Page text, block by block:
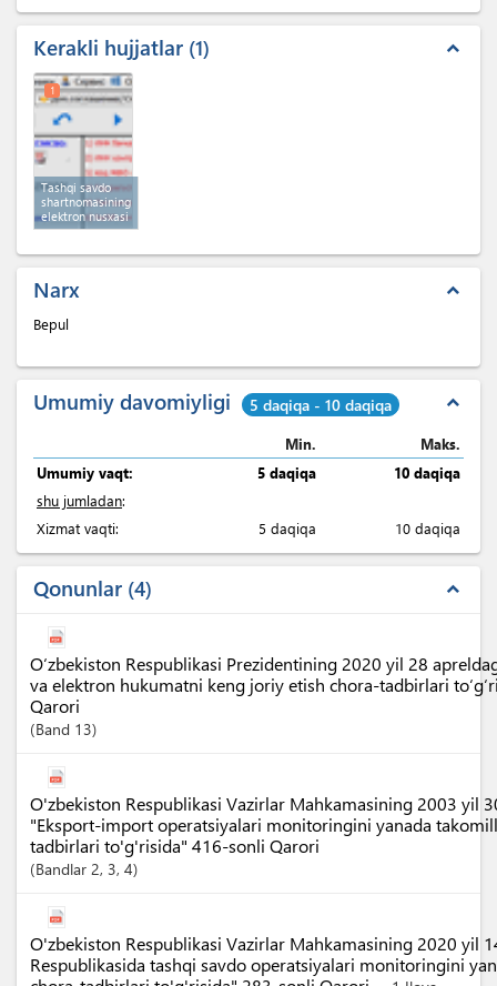
Kerakli hujjatlar 1 expand_less
Tashqi savdo
shartnomasining
elektron nusxasi
1
Narx expand_less
Bepul
Umumiy davomiyligi 5 daqiqa - 10 daqiqa expand_less
Min.
Maks.
Umumiy vaqt:
5 daqiqa
10 daqiqa
shu jumladan:
Xizmat vaqti:
5 daqiqa 10 daqiqa
Qonunlar 4 expand_less
O‘zbekiston Respublikasi Prezidentining 2020 yil 28
va elektron hukumatni keng joriy etish chora-tadbirlari
Qarori
Band 13
O'zbekiston Respublikasi Vazirlar Mahkamasining 2003 yil
"Eksport-import operatsiyalari monitoringini yanada
tadbirlari to'g'risida" 416-sonli Qarori
Bandlar 2, 3, 4
O'zbekiston Respublikasi Vazirlar Mahkamasining 2020 yil
Respublikasida tashqi savdo operatsiyalari monitoringini